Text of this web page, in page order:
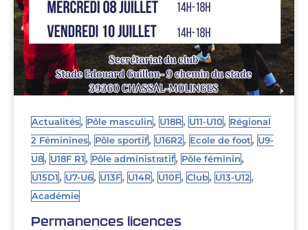
Actualités, Pôle masculin, U18R, U11-U10, Régional
2 Féminines, Pôle sportif, U16R2, Ecole de foot, U9-
U8, U18F R1, Pôle administratif, Pôle féminin,
U15D1, U7-U6, U13F, U14R, U10F, Club, U13-U12,
Académie
Permanences licences